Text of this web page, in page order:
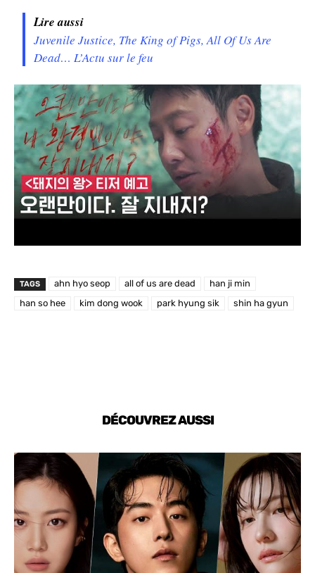
Lire aussi
Juvenile Justice, The King of Pigs, All Of Us Are
Dead… L’Actu sur le feu
TAGS ahn hyo seop all of us are dead
han ji min
han so hee
kim dong wook park hyung sik shin ha gyun
DÉCOUVREZ AUSSI